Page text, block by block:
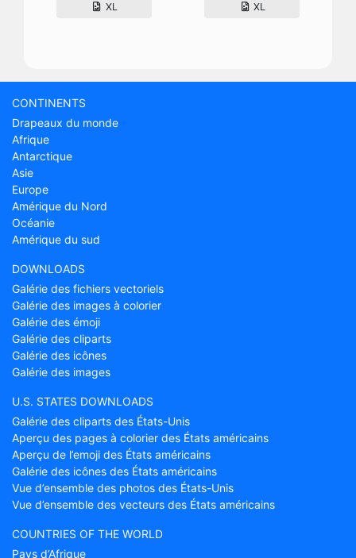
XL XL
CONTINENTS
Drapeaux du monde
Afrique
Antarctique
Asie
Europe
Amérique du Nord
Océanie
Amérique du sud
DOWNLOADS
Galérie des fichiers vectoriels
Galérie des images à colorier
Galérie des émoji
Galérie des cliparts
Galérie des icônes
Galérie des images
U.S. STATES DOWNLOADS
Galérie des cliparts des États-Unis
Aperçu des pages à colorier des États américains
Aperçu de l’emoji des États américains
Galérie des icônes des États américains
Vue d’ensemble des photos des États-Unis
Vue d’ensemble des vecteurs des États américains
COUNTRIES OF THE WORLD
Pays d’Afrique